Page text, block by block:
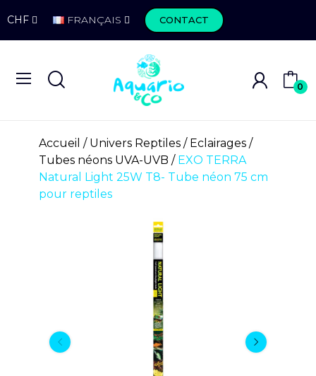
CHF FRANÇAIS CONTACT
0
Accueil Univers Reptiles
Eclairages
Tubes néons UVA-UVB
EXO TERRA
Natural Light 25W T8- Tube néon 75 cm
pour reptiles